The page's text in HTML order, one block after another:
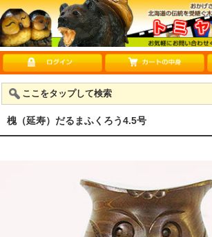
ここをタップして検索
槐（延寿）だるまふくろう4.5号